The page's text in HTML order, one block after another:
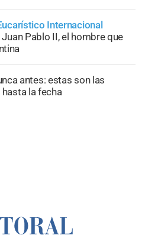
Internacional
Pablo II, el hombre que
antes: estas son las
la fecha